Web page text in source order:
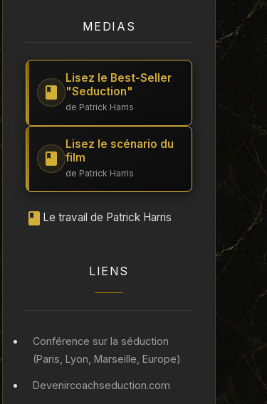
MEDIAS
Lisez le Best-Seller
"Seduction"
de Patrick Harris
Lisez le scénario du
film
de Patrick Harris
Le travail de Patrick Harris
LIENS
Conférence sur la séduction
(Paris, Lyon, Marseille, Europe)
Devenircoachseduction.com